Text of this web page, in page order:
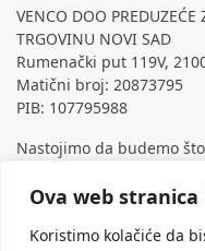
Ova web
Koristimo kolačiće da
VENCO DOO PREDUZEĆE
TRGOVINU NOVI SAD
Rumenački put 119V,
Matični broj: 20873795
PIB: 107795988
Nastojimo da budemo
prikazu slika i samih
sve informacije
podrazumeva da su